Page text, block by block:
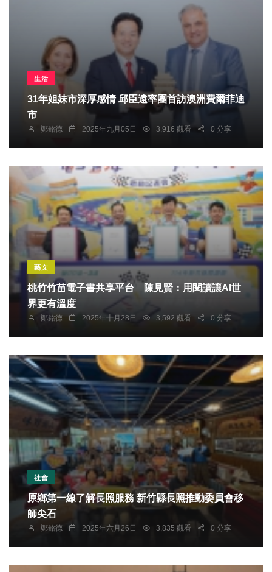
生活
31年姐妹市深厚感情 邱臣遠率團首訪澳洲費爾菲迪
市
鄭銘德 2025年九月05日 3,916 觀看 0 分享
藝文
桃竹竹苗電子書共享平台 陳見賢：用閱讀讓AI世
界更有溫度
鄭銘德 2025年十月28日 3,592 觀看 0 分享
社會
原鄉第一線了解長照服務 新竹縣長照推動委員會移
師尖石
鄭銘德 2025年六月26日 3,835 觀看 0 分享